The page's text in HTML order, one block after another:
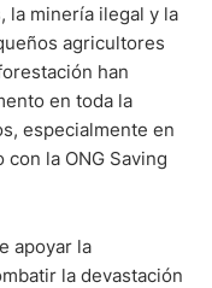
la minería ilegal y la
agricultores
han
en toda la
especialmente en
la ONG Saving
apoyar la
la devastación